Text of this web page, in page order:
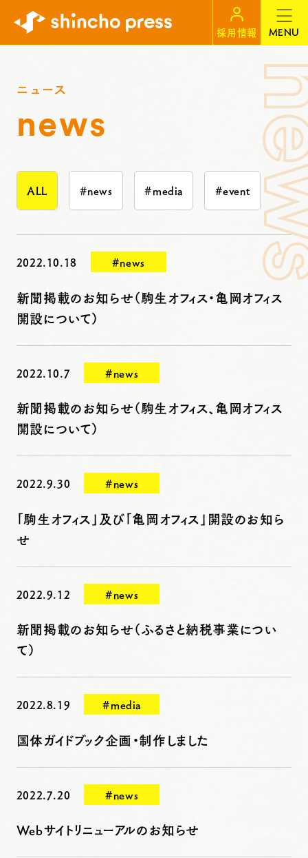
採用情報 MENU
ニュース
news
ALL #news #media #event
2022.10.18 #news
新聞掲載のお知らせ（駒生オフィス・亀岡オフィス
開設について）
2022.10.7 #news
新聞掲載のお知らせ（駒生オフィス、亀岡オフィス
開設について）
2022.9.30 #news
「駒生オフィス」及び「亀岡オフィス」開設のお知ら
せ
2022.9.12 #news
新聞掲載のお知らせ（ふるさと納税事業につい
て）
2022.8.19 #media
国体ガイドブック企画・制作しました
2022.7.20 #news
Webサイトリニューアルのお知らせ